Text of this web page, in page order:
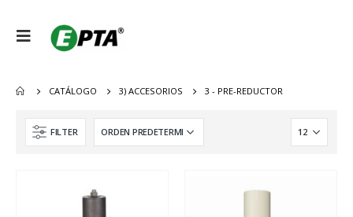
CATÁLOGO 3) ACCESORIOS 3 - PRE-REDUCTOR
FILTER